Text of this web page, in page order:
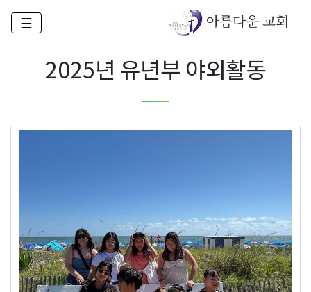
☰ 아름다운 교회
2025년 유년부 야외활동